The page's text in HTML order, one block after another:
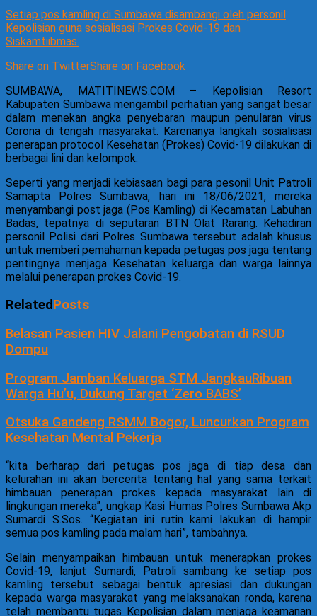
Setiap pos kamling di Sumbawa disambangi oleh personil
Kepolisian guna sosialisasi Prokes Covid-19 dan
Siskamtiibmas.
Share on TwitterShare on Facebook
SUMBAWA, MATITINEWS.COM – Kepolisian Resort
Kabupaten Sumbawa mengambil perhatian yang sangat besar
dalam menekan angka penyebaran maupun penularan virus
Corona di tengah masyarakat. Karenanya langkah sosialisasi
penerapan protocol Kesehatan (Prokes) Covid-19 dilakukan di
berbagai lini dan kelompok.
Seperti yang menjadi kebiasaan bagi para pesonil Unit Patroli
Samapta Polres Sumbawa, hari ini 18/06/2021, mereka
menyambangi post jaga (Pos Kamling) di Kecamatan Labuhan
Badas, tepatnya di seputaran BTN Olat Rarang. Kehadiran
personil Polisi dari Polres Sumbawa tersebut adalah khusus
untuk memberi pemahaman kepada petugas pos jaga tentang
pentingnya menjaga Kesehatan keluarga dan warga lainnya
melalui penerapan prokes Covid-19.
RelatedPosts
Belasan Pasien HIV Jalani Pengobatan di RSUD
Dompu
Program Jamban Keluarga STM JangkauRibuan
Warga Hu’u, Dukung Target ‘Zero BABS’
Otsuka Gandeng RSMM Bogor, Luncurkan Program
Kesehatan Mental Pekerja
“kita berharap dari petugas pos jaga di tiap desa dan
kelurahan ini akan bercerita tentang hal yang sama terkait
himbauan penerapan prokes kepada masyarakat lain di
lingkungan mereka”, ungkap Kasi Humas Polres Sumbawa Akp
Sumardi S.Sos. “Kegiatan ini rutin kami lakukan di hampir
semua pos kamling pada malam hari”, tambahnya.
Selain menyampaikan himbauan untuk menerapkan prokes
Covid-19, lanjut Sumardi, Patroli sambang ke setiap pos
kamling tersebut sebagai bentuk apresiasi dan dukungan
kepada warga masyarakat yang melaksanakan ronda, karena
telah membantu tugas Kepolisian dalam menjaga keamanan